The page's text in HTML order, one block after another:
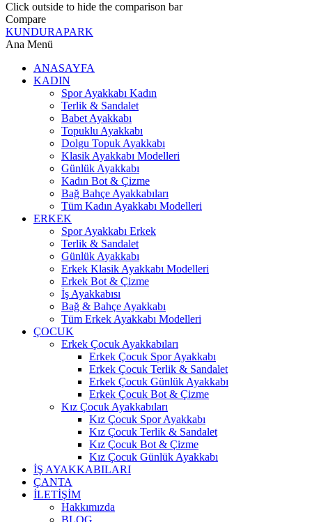
Click outside to hide the comparison bar
Compare
KUNDURAPARK
Ana Menü
ANASAYFA
KADIN
Spor Ayakkabı Kadın
Terlik & Sandalet
Babet Ayakkabı
Topuklu Ayakkabı
Dolgu Topuk Ayakkabı
Klasik Ayakkabı Modelleri
Günlük Ayakkabı
Kadın Bot & Çizme
Bağ Bahçe Ayakkabıları
Tüm Kadın Ayakkabı Modelleri
ERKEK
Spor Ayakkabı Erkek
Terlik & Sandalet
Günlük Ayakkabı
Erkek Klasik Ayakkabı Modelleri
Erkek Bot & Çizme
İş Ayakkabısı
Bağ & Bahçe Ayakkabı
Tüm Erkek Ayakkabı Modelleri
ÇOCUK
Erkek Çocuk Ayakkabıları
Erkek Çocuk Spor Ayakkabı
Erkek Çocuk Terlik & Sandalet
Erkek Çocuk Günlük Ayakkabı
Erkek Çocuk Bot & Çizme
Kız Çocuk Ayakkabıları
Kız Çocuk Spor Ayakkabı
Kız Çocuk Terlik & Sandalet
Kız Çocuk Bot & Çizme
Kız Çocuk Günlük Ayakkabı
İŞ AYAKKABILARI
ÇANTA
İLETİŞİM
Hakkımızda
BLOG